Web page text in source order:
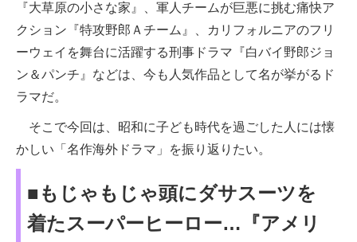
『大草原の小さな家』、軍人チームが巨悪に挑む痛快ア
クション『特攻野郎Ａチーム』、カリフォルニアのフリ
ーウェイを舞台に活躍する刑事ドラマ『白バイ野郎ジョ
ン＆パンチ』などは、今も人気作品として名が挙がるド
ラマだ。
そこで今回は、昭和に子ども時代を過ごした人には懐
かしい「名作海外ドラマ」を振り返りたい。
■もじゃもじゃ頭にダサスーツを
着たスーパーヒーロー…『アメリ